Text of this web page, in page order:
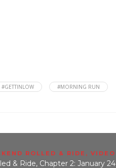
#GETTINLOW #MORNING RUN
ROLLED & RIDE , VIDEO
& Ride, Chapter 2: January 24